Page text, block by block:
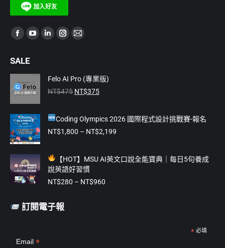
Find us on:
Facebook
opens
new
window
YouTube
in
new
window
Linkedin
in
new
Instagram
in
new
Mail
in
new
SALE
Felo AI Pro (專業版)
NT$475 原
格：
NT$475。
NT$375目
格：
NT$375。
Coding Olympics 2026 國際程式設計挑戰賽-報名
NT$1,800 – NT$2,199
圍：
【HOT】MSU AI英文口說全能寶典｜每日5句養成
說英語好習慣
NT$280 – NT$960
訂閱電子報
* 必填
Email*